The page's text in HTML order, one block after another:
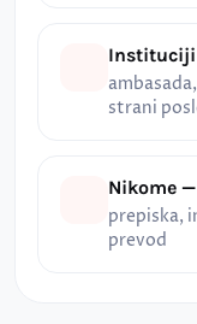
Instituciji
strani
Nikome
prepiska,
prevod